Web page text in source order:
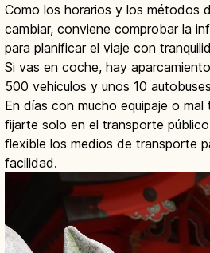
Como los horarios y los métodos
cambiar, conviene comprobar la
para planificar el viaje con
Si vas en coche, hay
500 vehículos y unos 10
En días con mucho equipaje o mal
fijarte solo en el transporte
flexible los medios de transporte
facilidad.